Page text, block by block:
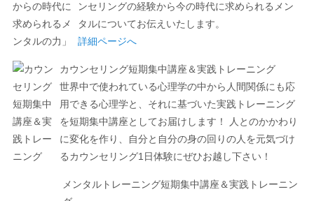
ンセリングの経験から今の時代に求められるメン
タルについてお伝えいたします。
詳細ページへ
カウンセリング短期集中講座＆実践トレーニング
世界中で使われている心理学の中から人間関係にも応
用できる心理学と、それに基づいた実践トレーニング
を短期集中講座としてお届けします！ 人とのかかわり
に変化を作り、自分と自分の身の回りの人を元気づけ
るカウンセリング1日体験にぜひお越し下さい！
メンタルトレーニング短期集中講座＆実践トレーニン